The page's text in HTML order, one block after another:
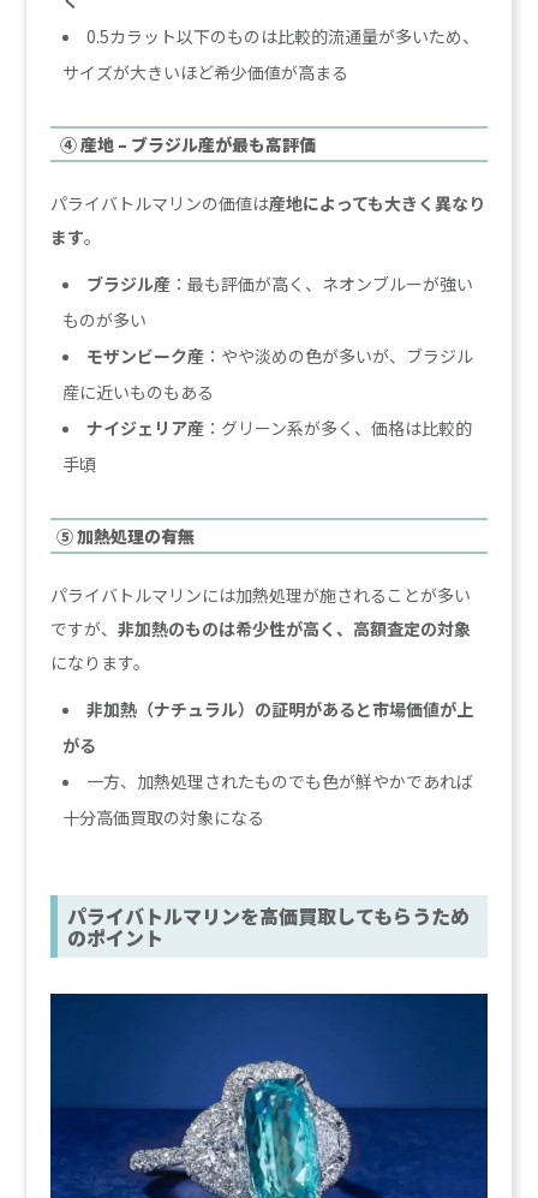
0.5カラット以下のものは比較的流通量が多いため、
サイズが大きいほど希少価値が高まる
④ 産地 – ブラジル産が最も高評価
パライバトルマリンの価値は産地によっても大きく異なり
ます。
ブラジル産 ：最も評価が高く、ネオンブルーが強い
ものが多い
モザンビーク産 ：やや淡めの色が多いが、ブラジル
産に近いものもある
ナイジェリア産 ：グリーン系が多く、価格は比較的
手頃
⑤ 加熱処理の有無
パライバトルマリンには加熱処理が施されることが多い
ですが、非加熱のものは希少性が高く、高額査定の対象
になります。
非加熱（ナチュラル）の証明があると市場価値が上
がる
一方、加熱処理されたものでも色が鮮やかであれば
十分高価買取の対象になる
パライバトルマリンを高価買取してもらうため
のポイント